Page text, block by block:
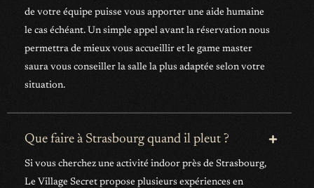
de votre équipe puisse vous apporter une aide humaine
le cas échéant. Un simple appel avant la réservation nous
permettra de mieux vous accueillir et le game master
saura vous conseiller la salle la plus adaptée selon votre
situation.
Que faire à Strasbourg quand il pleut ?
Si vous cherchez une activité indoor près de Strasbourg,
Le Village Secret propose plusieurs expériences en